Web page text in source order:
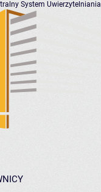
System Uwierzytelniania